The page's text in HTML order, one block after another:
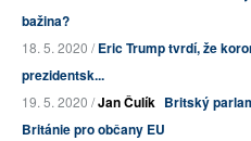
bažina?
18. 5. 2020 /Eric Trump tvrdí, že
prezidentsk...
19. 5. 2020 /Jan Čulík Britský
Británie pro občany EU